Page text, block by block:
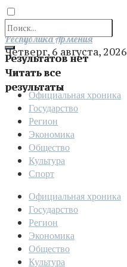
Результатов нет
Читать все
результаты
Отправить
Республика Армения
Четверг, 6 августа, 2026
Официальная хроника
Государство
Регион
Экономика
Общество
Культура
Спорт
Официальная хроника
Государство
Регион
Экономика
Общество
Культура